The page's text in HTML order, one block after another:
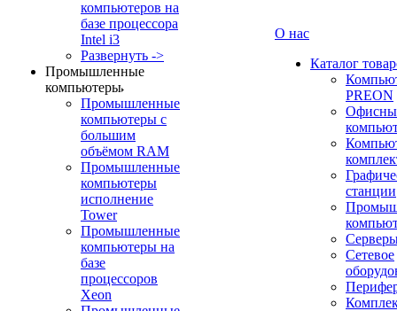
компьютеров на
базе процессора
Intel i3
Развернуть ->
Промышленные
компьютеры
Промышленные
компьютеры с
большим
объёмом RAM
Промышленные
компьютеры
исполнение
Tower
Промышленные
компьютеры на
базе
процессоров
Xeon
О нас
Каталог
PREON
станции
Сетевое